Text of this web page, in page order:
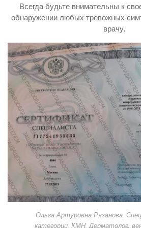
Всегда будьте внимательны к
обнаружении любых тревожных
врачу.
Ольга Артуровна Рязанова.
категории. КМН. Дерматолог,